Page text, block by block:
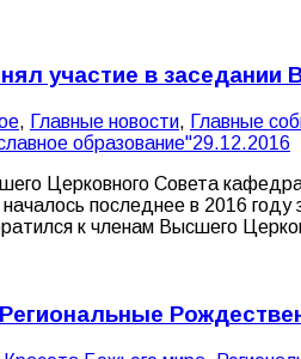
участие в
, Главные новости, Главные
образование"29.12.2016
Церковного Совета
началось последнее в 2016
к членам Высшего